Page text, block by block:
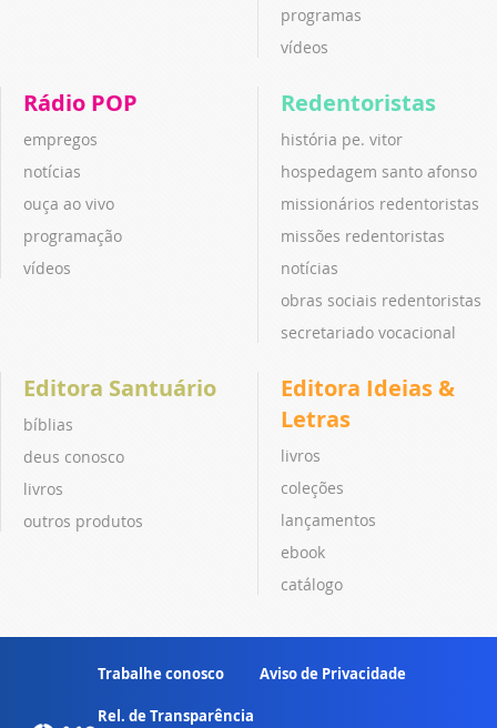
programas
vídeos
Rádio POP
empregos
notícias
ouça ao vivo
programação
vídeos
Redentoristas
história pe. vitor
hospedagem santo afonso
missionários redentoristas
missões redentoristas
notícias
obras sociais redentoristas
secretariado vocacional
Editora Santuário
bíblias
deus conosco
livros
outros produtos
Editora Ideias &
Letras
livros
coleções
lançamentos
ebook
catálogo
Trabalhe conosco Aviso de Privacidade
Rel. de Transparência